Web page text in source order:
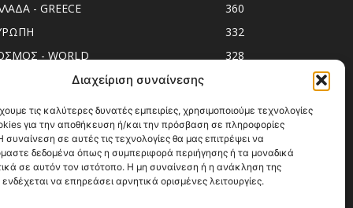
Διαχείριση συναίνεσης
τις καλύτερες δυνατές εμπειρίες, χρησιμοποιούμε τεχνολογίες
για την αποθήκευση ή/και την πρόσβαση σε πληροφορίες
σε αυτές τις τεχνολογίες θα μας επιτρέψει να
δεδομένα όπως η συμπεριφορά περιήγησης ή τα μοναδικά
σε αυτόν τον ιστότοπο. Η μη συναίνεση ή η ανάκληση της
να επηρεάσει αρνητικά ορισμένες λειτουργίες.
- GREECE
360
332
- WORLD
328
spots
294
Release
250
247
ΟΔΗΓΟΙ
215